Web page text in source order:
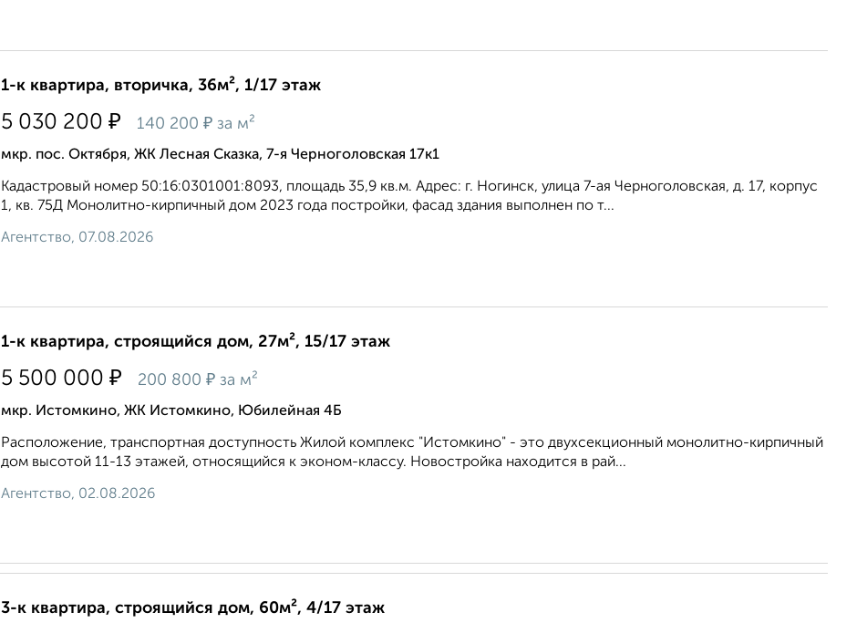
1-к квартира, вторичка, 36м², 1/17 этаж
5 030 200 ₽ 140 200 ₽ за м²
мкр. пос. Октября, ЖК Лесная Сказка, 7-я Черноголовская 17к1
Кадастровый номер 50:16:0301001:8093, площадь 35,9 кв.м. Адрес: г. Ногинск, улица 7-ая Черноголовская, д. 17, корпус
1, кв. 75Д Монолитно-кирпичный дом 2023 года постройки, фасад здания выполнен по т...
Агентство, 07.08.2026
1-к квартира, строящийся дом, 27м², 15/17 этаж
5 500 000 ₽ 200 800 ₽ за м²
мкр. Истомкино, ЖК Истомкино, Юбилейная 4Б
Расположение, транспортная доступность Жилой комплекс "Истомкино" - это двухсекционный монолитно-кирпичный
дом высотой 11-13 этажей, относящийся к эконом-классу. Новостройка находится в рай...
Агентство, 02.08.2026
3-к квартира, строящийся дом, 60м², 4/17 этаж